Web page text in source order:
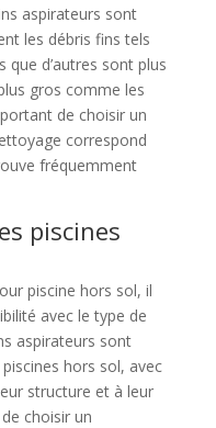
aspirateurs sont
les débris fins tels
que d’autres sont plus
gros comme les
de choisir un
correspond
fréquemment
piscines
piscine hors sol, il
avec le type de
aspirateurs sont
hors sol, avec
structure et à leur
choisir un